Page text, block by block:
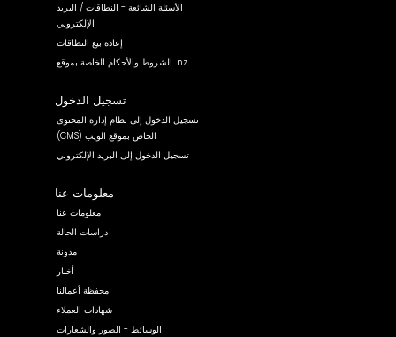
الأسئلة الشائعة - النطاقات / البريد
الإلكتروني
إعادة بيع النطاقات
الشروط والأحكام الخاصة بموقع .nz
تسجيل الدخول
تسجيل الدخول إلى نظام إدارة المحتوى
(CMS) الخاص بموقع الويب
تسجيل الدخول إلى البريد الإلكتروني
معلومات عنا
معلومات عنا
دراسات الحالة
مدونة
أخبار
محفظة أعمالنا
شهادات العملاء
الوسائط - الصور والشعارات